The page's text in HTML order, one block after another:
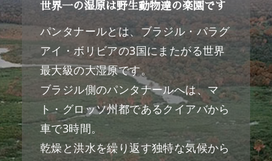
世界一の湿原は野生動物達の楽園です
パンタナールとは、ブラジル・パラグ
アイ・ボリビアの3国にまたがる世界
最大級の大湿原です。
ブラジル側のパンタナールへは、マ
ト・グロッソ州都であるクイアバから
車で3時間。
乾燥と洪水を繰り返す独特な気候から